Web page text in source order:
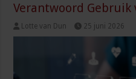
Verantwoord Gebruik
Lotte van Dun 25 juni 2026